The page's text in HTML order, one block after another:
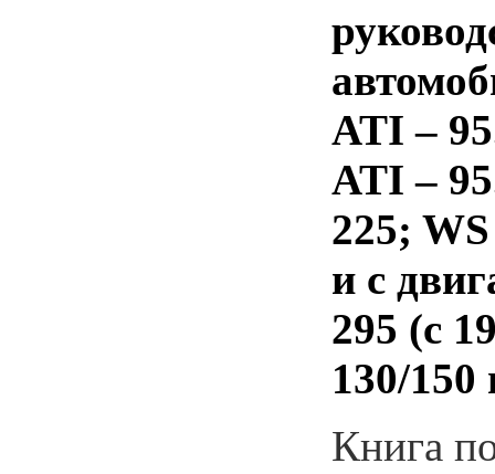
ATI –
ATI –
225;
и с
295 (с
130/150
Книга